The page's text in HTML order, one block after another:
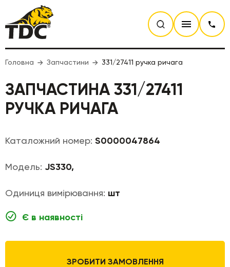
Головна Запчастини 331/27411 ручка ричага
ЗАПЧАСТИНА 331/27411
РУЧКА РИЧАГА
Каталожний номер: S0000047864
Модель: JS330,
Одиниця вимірювання: шт
Є в наявності
ЗРОБИТИ ЗАМОВЛЕННЯ